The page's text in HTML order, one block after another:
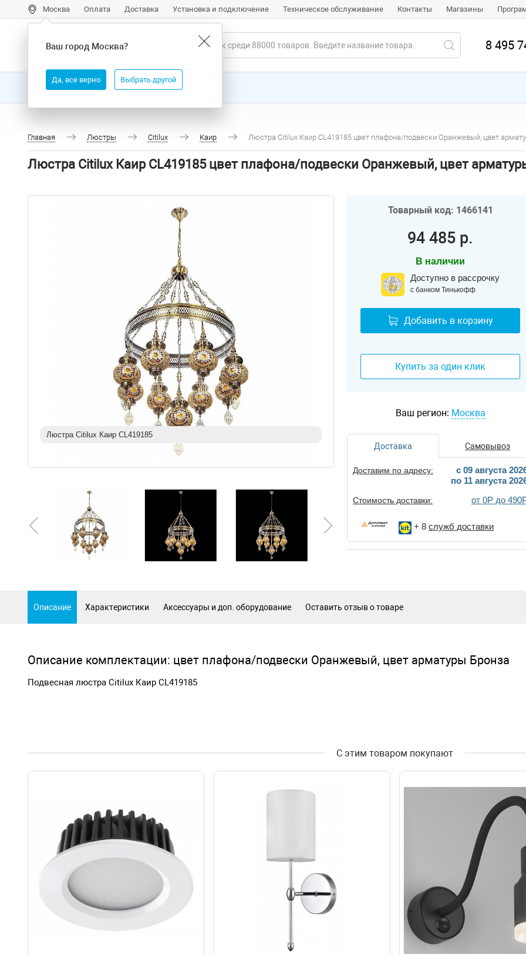
Ваш город Москва?
Да, все верно Выбрать другой
Москва Оплата Доставка Установка и подключение Техническое обслуживание Контакты Магазины
8 495
Все товары Бренды
Главная Люстры Citilux Каир Люстра Citilux Каир CL419185 цвет плафона/подвески Оранжевый, цвет
Люстра Citilux Каир CL419185 цвет плафона/подвески Оранжевый, цвет
Люстра Citilux Каир CL419185
Товарный код: 1466141
94 485 р.
В наличии
Доступно в рассрочку
с банком Тинькофф
Добавить в корзину
Купить за один клик
Ваш регион: Москва
Доставка Самовывоз
Доставим по адресу:
c 09 августа
по 11 августа
Стоимость доставки: от 0Р до
+ 8 служб доставки
Описание Характеристики Аксессуары и доп. оборудование Оставить отзыв о товаре
Описание комплектации: цвет плафона/подвески Оранжевый, цвет арматуры Бронза
Подвесная люстра Citilux Каир CL419185
С этим товаром покупают